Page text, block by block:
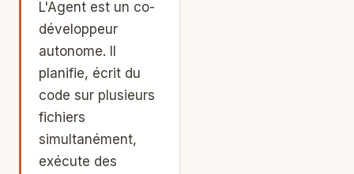
L'Agent est un co-
développeur
autonome. Il
planifie, écrit du
code sur plusieurs
fichiers
simultanément,
exécute des